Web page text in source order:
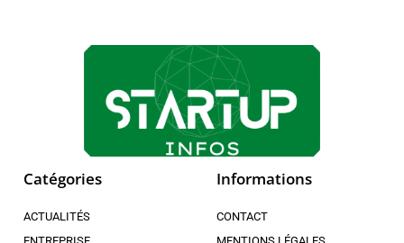
Catégories
ACTUALITÉS
Informations
CONTACT